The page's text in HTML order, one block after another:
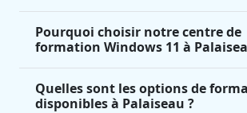
Pourquoi choisir notre centre de
formation Windows 11 à
Quelles sont les options de
disponibles à Palaiseau ?